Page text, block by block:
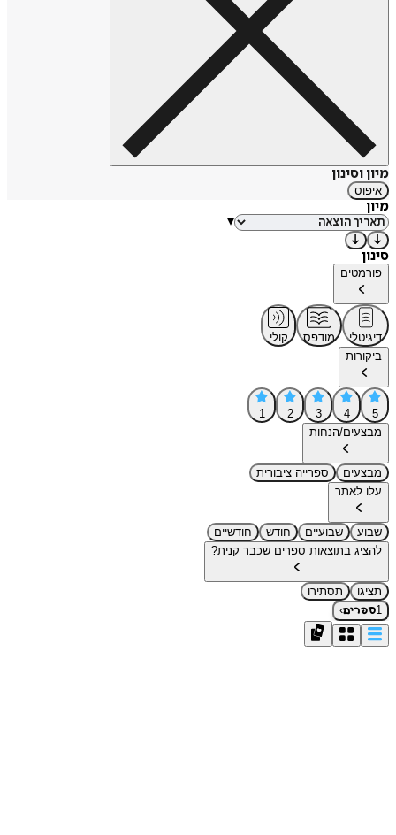
מיון וסינון
איפוס
מיון
▾
סינון
פורמטים
דיגיטלי מודפס
קולי
ביקורות
5
4
3
2
1
מבצעים/הנחות
מבצעים
ספרייה ציבורית
עלו לאתר
שבוע שבועיים חודש
חודשיים
להציג בתוצאות ספרים שכבר קנית?
תציגו
תסתירו
1ספרים›